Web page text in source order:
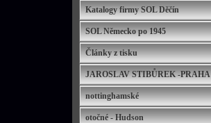
Katalogy firmy SOL Děčín
SOL Německo po 1945
Články z tisku
JAROSLAV STIBŮREK -PRAHA
nottinghamské
otočné - Hudson